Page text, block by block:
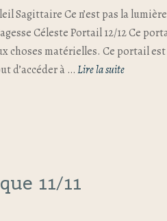
Sagittaire Ce n’est pas la
Céleste Portail 12/12 Ce
choses matérielles. Ce portail
d’accéder à …Lire la suite
11/11